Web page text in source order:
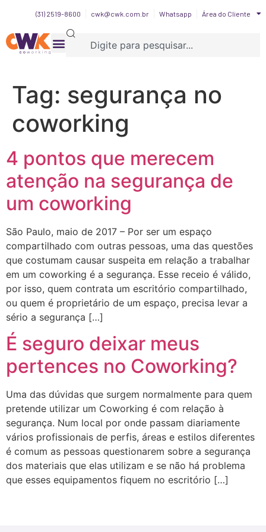
(31) 2519-8600 cwk@cwk.com.br Whatsapp Área do Cliente
Tag: segurança no
coworking
4 pontos que merecem
atenção na segurança de
um coworking
São Paulo, maio de 2017 – Por ser um espaço
compartilhado com outras pessoas, uma das questões
que costumam causar suspeita em relação a trabalhar
em um coworking é a segurança. Esse receio é válido,
por isso, quem contrata um escritório compartilhado,
ou quem é proprietário de um espaço, precisa levar a
sério a segurança […]
É seguro deixar meus
pertences no Coworking?
Uma das dúvidas que surgem normalmente para quem
pretende utilizar um Coworking é com relação à
segurança. Num local por onde passam diariamente
vários profissionais de perfis, áreas e estilos diferentes
é comum as pessoas questionarem sobre a segurança
dos materiais que elas utilizam e se não há problema
que esses equipamentos fiquem no escritório […]